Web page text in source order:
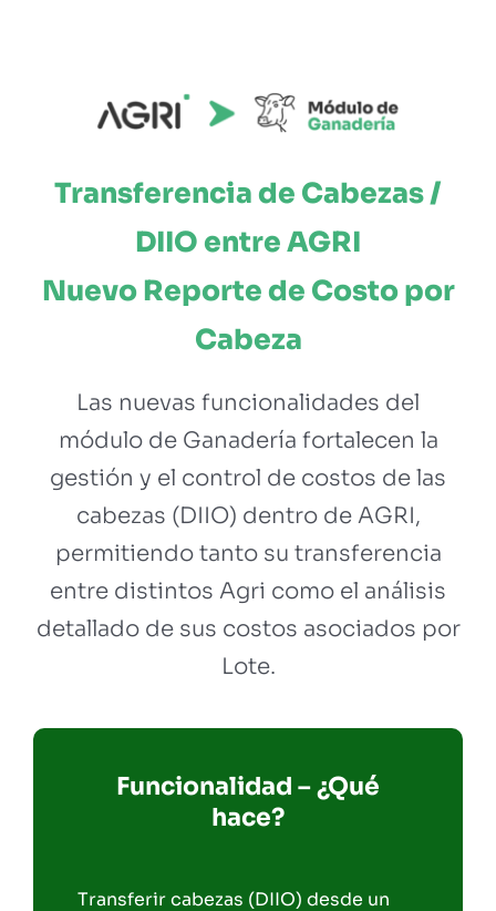
Transferencia de Cabezas /
DIIO entre AGRI
Nuevo Reporte de Costo por
Cabeza
Las nuevas funcionalidades del
módulo de Ganadería fortalecen la
gestión y el control de costos de las
cabezas (DIIO) dentro de AGRI,
permitiendo tanto su transferencia
entre distintos Agri como el análisis
detallado de sus costos asociados por
Lote.
Funcionalidad – ¿Qué
hace?
Transferir cabezas (DIIO) desde un